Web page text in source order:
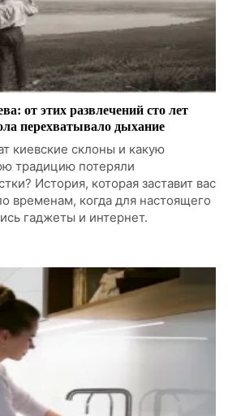
от этих развлечений сто лет
перехватывало дыхание
киевские склоны и какую
традицию потеряли
История, которая заставит вас
временам, когда для настоящего
гаджеты и интернет.